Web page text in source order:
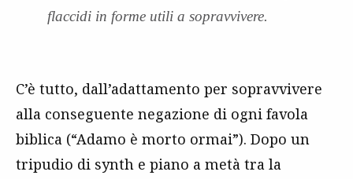
flaccidi in forme utili a sopravvivere.
C’è tutto, dall’adattamento per sopravvivere
alla conseguente negazione di ogni favola
biblica (“Adamo è morto ormai”). Dopo un
tripudio di synth e piano a metà tra la